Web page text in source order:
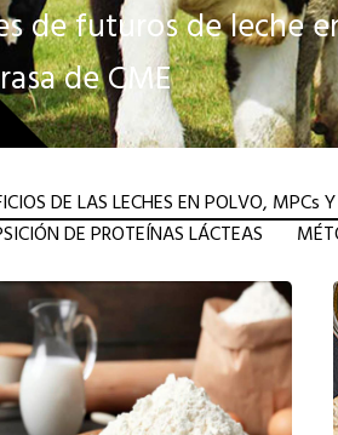
de futuros de leche
de CME
DE LAS LECHES EN POLVO, MPCs
DE PROTEÍNAS LÁCTEAS